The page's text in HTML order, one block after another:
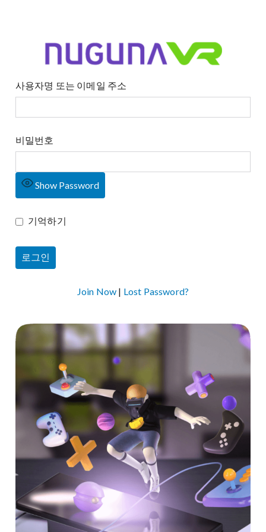
사용자명 또는 이메일 주소
비밀번호
Show Password
기억하기
Join Now | Lost Password?